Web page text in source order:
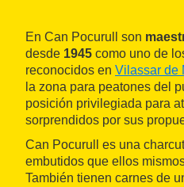
En Can Pocurull son
desde 1945 como uno de
reconocidos en Vilassar de
la zona para peatones del
posición privilegiada para
sorprendidos por sus
Can Pocurull es una
embutidos que ellos
También tienen carnes de